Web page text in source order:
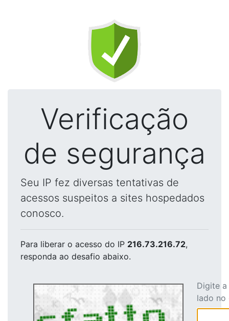
Verificação
de segurança
Seu IP fez diversas tentativas de
acessos suspeitos a sites hospedados
conosco.
Para liberar o acesso do IP 216.73.216.72,
responda ao desafio abaixo.
Digite
lado no